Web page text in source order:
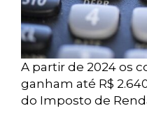
A partir de 2024 os
ganham até R$
do Imposto de